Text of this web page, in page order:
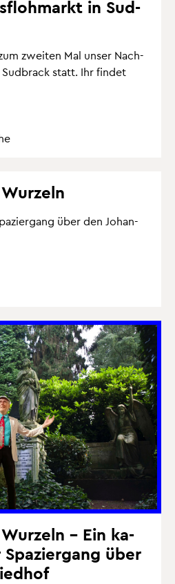
in Sud­
zwei­ten Mal unser Nach­
statt. Ihr fin­det
über den Jo­han­
– Ein ka­
über